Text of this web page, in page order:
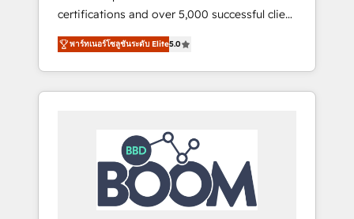
confidence and achieve a unified, data-
driven approach to customer engagement.
certifications and over 5,000 successful client
engagements, Vonazon turns marketing
complexity into measurable, scalable growth.
From onboarding to enterprise-grade
campaigns, our in-house team builds scalable
HubSpot Integration & Optimization •
Seamless CRM, CMS, and automation setup •
Complex platform migrations and data
cleanups • Custom APIs and third-party
integrations 📈 End-to-End Revenue
พาร์ทเนอร์โซลูชันระดับ Elite5.0